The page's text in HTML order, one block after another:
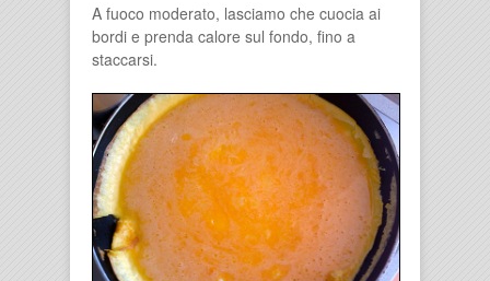
A fuoco moderato, lasciamo che cuocia ai
bordi e prenda calore sul fondo, fino a
staccarsi.